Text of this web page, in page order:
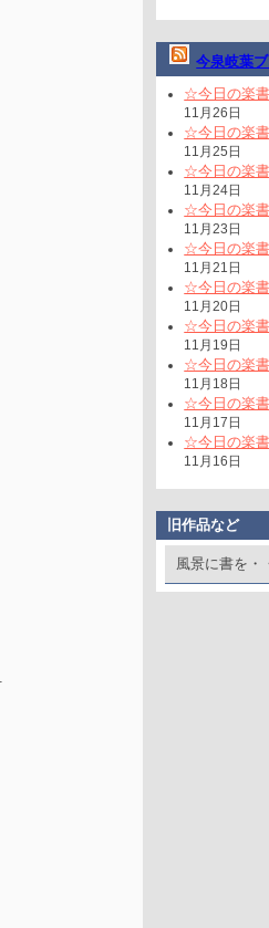
今泉岐葉
☆今日の楽
11月26日
☆今日の楽
11月25日
☆今日の楽
11月24日
☆今日の楽
11月23日
☆今日の楽
11月21日
☆今日の楽
11月20日
☆今日の楽
11月19日
☆今日の楽
11月18日
☆今日の楽
11月17日
☆今日の楽
11月16日
旧作品など
風景に書を・